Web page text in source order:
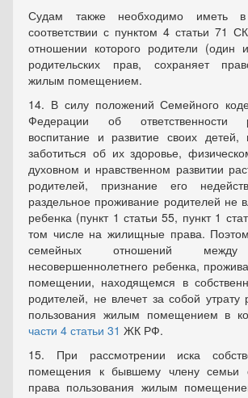
Судам также необходимо иметь
соответствии с пунктом 4 статьи 71
отношении которого родители (один
родительских прав, сохраняет
жилым помещением.
14. В силу положений Семейного
Федерации об ответственности
воспитание и развитие своих детей,
заботиться об их здоровье,
духовном и нравственном развитии
родителей, признание его
раздельное проживание родителей не
ребенка (пункт 1 статьи 55, пункт 1
том числе на жилищные права.
семейных отношений между
несовершеннолетнего ребенка,
помещении, находящемся в
родителей, не влечет за собой утрату
пользования жилым помещением в
части 4 статьи 31 ЖК РФ.
15. При рассмотрении иска
помещения к бывшему члену семьи
права пользования жилым